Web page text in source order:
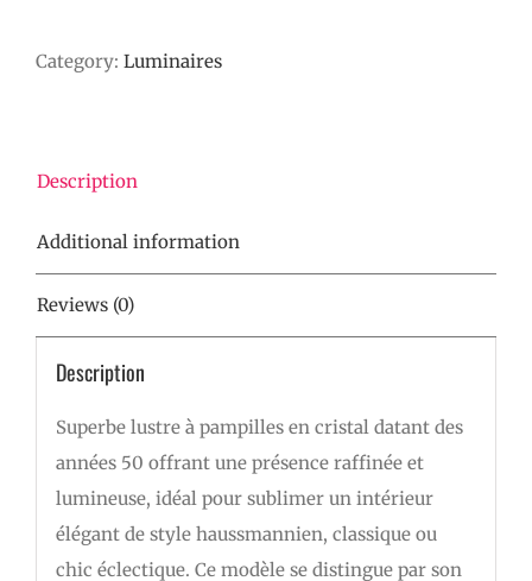
quantity
Category: Luminaires
Description
Additional information
Reviews (0)
Description
Superbe lustre à pampilles en cristal datant des
années 50 offrant une présence raffinée et
lumineuse, idéal pour sublimer un intérieur
élégant de style haussmannien, classique ou
chic éclectique. Ce modèle se distingue par son